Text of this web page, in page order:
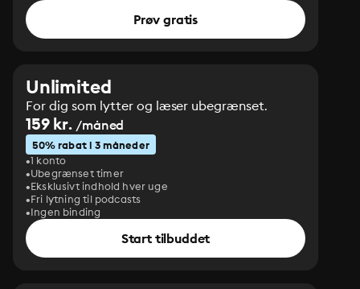
Prøv gratis
Unlimited
For dig som lytter og læser ubegrænset.
159 kr. /måned
50% rabat i 3 måneder
1 konto
Ubegrænset timer
Eksklusivt indhold hver uge
Fri lytning til podcasts
Ingen binding
Start tilbuddet